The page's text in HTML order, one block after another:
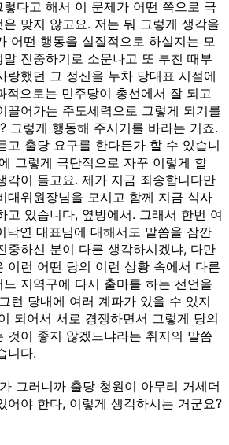
다고 해서 이 문제가 어떤 쪽으로 극
맞지 않고요. 저는 뭐 그렇게 생각을
어떤 행동을 실질적으로 하실지는 모
진중하기로 소문나고 또 부친 때부
랑했던 그 정신을 누차 당대표 시절에
적으로는 민주당이 총선에서 잘 되고
끌어가는 주도세력으로 그렇게 되기를
그렇게 행동해 주시기를 바라는 거죠.
고 출당 요구를 한다든가 할 수 있습니
그렇게 극단적으로 자꾸 이렇게 할
각이 들고요. 제가 지금 죄송합니다만
대위원장님을 모시고 함께 지금 식사
고 있습니다, 옆방에서. 그래서 한번 여
낙연 대표님에 대해서도 말씀을 잠깐
중하신 분이 다른 생각하시겠냐, 다만
이런 어떤 당의 이런 상황 속에서 다른
지역구에 다시 출마를 하는 선언을
런 당내에 여러 계파가 있을 수 있지
되어서 서로 경쟁하면서 그렇게 당의
것이 좋지 않겠느냐라는 취지의 말씀
니다.
그러니까 출당 청원이 아무리 거세더
어야 한다, 이렇게 생각하시는 거군요?